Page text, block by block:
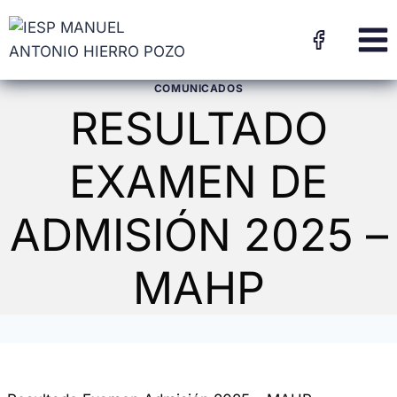
COMUNICADOS
RESULTADO
EXAMEN DE
ADMISIÓN 2025 –
MAHP